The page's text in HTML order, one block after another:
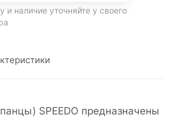
и наличие уточняйте у своего
SPEEDO предназначены